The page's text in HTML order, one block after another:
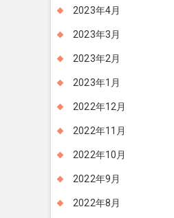
2023年4月
2023年3月
2023年2月
2023年1月
2022年12月
2022年11月
2022年10月
2022年9月
2022年8月